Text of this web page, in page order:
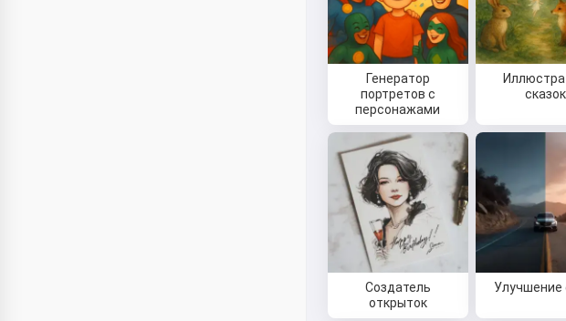
Генератор
портретов с
персонажами
сказок
Создатель
открыток
Улучшение